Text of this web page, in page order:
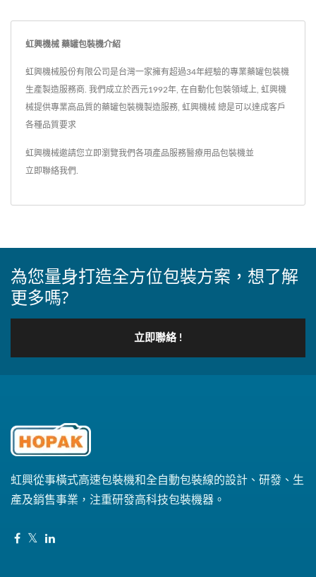
虹興機械 藥罐包裝機介紹
虹興機械股份有限公司是台灣一家擁有超過34年經驗的專業藥罐包裝機
生產製造服務商. 我們成立於西元1992年, 在自動化包裝領域上, 虹興機
械提供專業高品質的藥罐包裝機製造服務, 虹興機械 總是可以達成客戶
各種品質要求
虹興機械邀請您立即瀏覽我們各項產品服務醫療用品包裝機並
立即聯絡我們
為您量身打造全方位包裝方案，想了解
更多嗎?
立即聯絡 !
虹興從事橫式高速包裝機和全自動包裝線的設計、研發、生
產及銷售事業，注重研發高科技包裝機器。